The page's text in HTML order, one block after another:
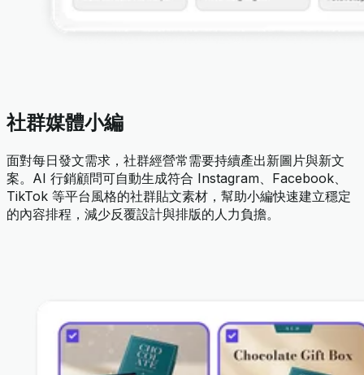
社群媒體小編
面對每日發文需求，社群經營常需要持續產出新圖片與新文
案。AI 行銷顧問可自動生成符合 Instagram、Facebook、
TikTok 等平台風格的社群貼文素材，幫助小編快速建立穩定
的內容排程，減少反覆設計與排版的人力負擔。